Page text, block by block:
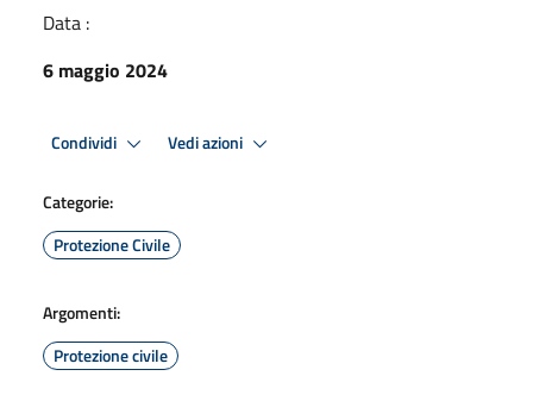
Data :
6 maggio 2024
Condividi Vedi azioni
Categorie:
Protezione Civile
Argomenti:
Protezione civile